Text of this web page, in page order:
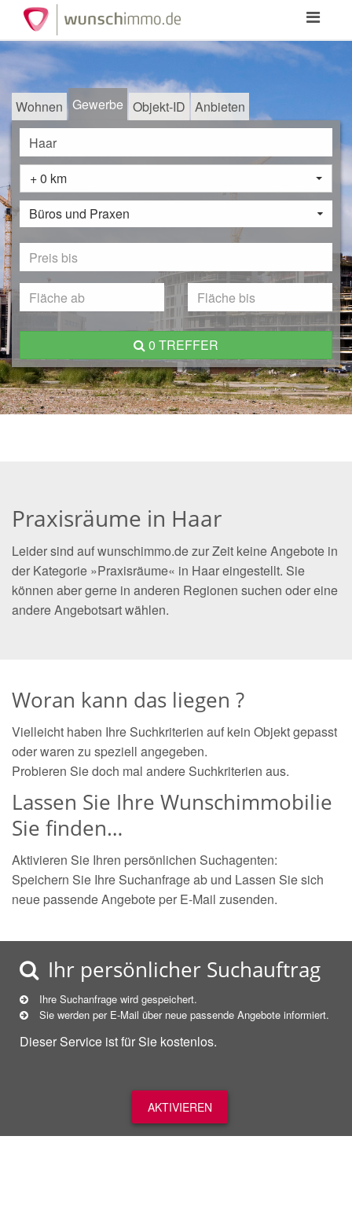
Toggle
Wohnen Gewerbe Objekt-ID Anbieten
+ 0 km
Büros und Praxen
0 TREFFER
Praxisräume in Haar
Leider sind auf wunschimmo.de zur Zeit keine Angebote in
der Kategorie »Praxisräume« in Haar eingestellt. Sie
können aber gerne in anderen Regionen suchen oder eine
andere Angebotsart wählen.
Woran kann das liegen ?
Vielleicht haben Ihre Suchkriterien auf kein Objekt gepasst
oder waren zu speziell angegeben.
Probieren Sie doch mal andere Suchkriterien aus.
Lassen Sie Ihre Wunschimmobilie
Sie finden…
Aktivieren Sie Ihren persönlichen Suchagenten:
Speichern Sie Ihre Suchanfrage ab und Lassen Sie sich
neue passende Angebote per E-Mail zusenden.
Ihr persönlicher Suchauftrag
Ihre Suchanfrage wird gespeichert.
Sie werden per E-Mail über neue passende Angebote informiert.
Dieser Service ist für Sie kostenlos.
AKTIVIEREN